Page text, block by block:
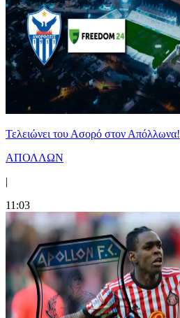
Τελειώνει του Ασορό στον Απόλλωνα!
ΑΠΟΛΛΩΝ
|
11:03